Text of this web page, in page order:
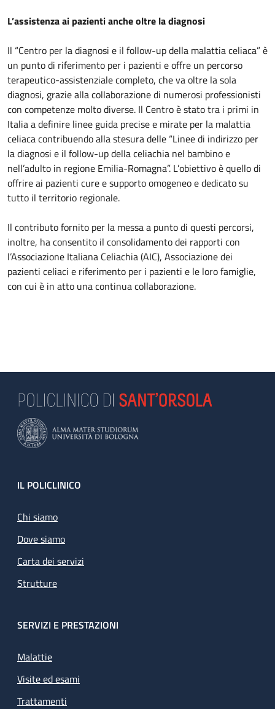
L’assistenza ai pazienti anche oltre la diagnosi
Il “Centro per la diagnosi e il follow-up della malattia celiaca” è
un punto di riferimento per i pazienti e offre un percorso
terapeutico-assistenziale completo, che va oltre la sola
diagnosi, grazie alla collaborazione di numerosi professionisti
con competenze molto diverse. Il Centro è stato tra i primi in
Italia a definire linee guida precise e mirate per la malattia
celiaca contribuendo alla stesura delle “Linee di indirizzo per
la diagnosi e il follow-up della celiachia nel bambino e
nell’adulto in regione Emilia-Romagna”. L’obiettivo è quello di
offrire ai pazienti cure e supporto omogeneo e dedicato su
tutto il territorio regionale.
Il contributo fornito per la messa a punto di questi percorsi,
inoltre, ha consentito il consolidamento dei rapporti con
l’Associazione Italiana Celiachia (AIC), Associazione dei
pazienti celiaci e riferimento per i pazienti e le loro famiglie,
con cui è in atto una continua collaborazione.
Footer
IL POLICLINICO
Chi siamo
Dove siamo
Carta dei servizi
Strutture
SERVIZI E PRESTAZIONI
Malattie
Visite ed esami
Trattamenti